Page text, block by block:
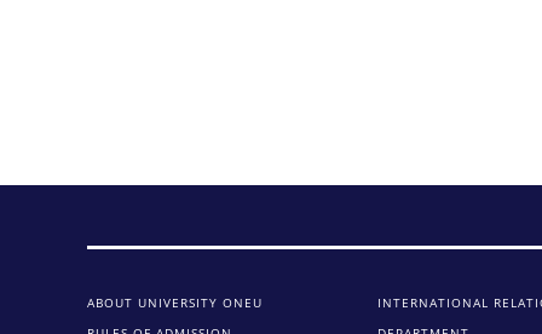
ABOUT UNIVERSITY ONEU
INTERNATIONAL